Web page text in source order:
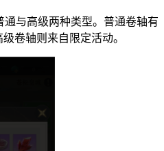
与高级两种类型。普通卷轴有
卷轴则来自限定活动。